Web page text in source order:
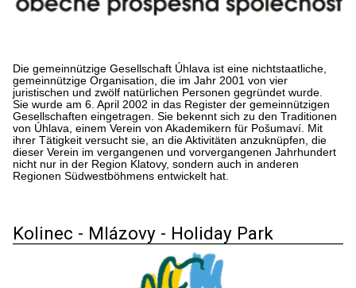
Die gemeinnützige Gesellschaft Úhlava ist eine nichtstaatliche,
gemeinnützige Organisation, die im Jahr 2001 von vier
juristischen und zwölf natürlichen Personen gegründet wurde.
Sie wurde am 6. April 2002 in das Register der gemeinnützigen
Gesellschaften eingetragen. Sie bekennt sich zu den Traditionen
von Úhlava, einem Verein von Akademikern für Pošumaví. Mit
ihrer Tätigkeit versucht sie, an die Aktivitäten anzuknüpfen, die
dieser Verein im vergangenen und vorvergangenen Jahrhundert
nicht nur in der Region Klatovy, sondern auch in anderen
Regionen Südwestböhmens entwickelt hat.
Kolinec - Mlázovy - Holiday Park